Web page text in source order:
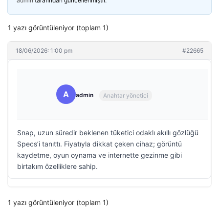
1 yazı görüntüleniyor (toplam 1)
18/06/2026: 1:00 pm #22665
A admin Anahtar yönetici
Snap, uzun süredir beklenen tüketici odaklı akıllı gözlüğü
Specs’i tanıttı. Fiyatıyla dikkat çeken cihaz; görüntü
kaydetme, oyun oynama ve internette gezinme gibi
birtakım özelliklere sahip.
1 yazı görüntüleniyor (toplam 1)